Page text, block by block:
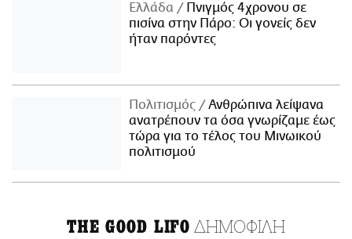
Ελλάδα
Πνιγμός 4χρονου σε
πισίνα στην Πάρο: Οι γονείς δεν
ήταν παρόντες
Πολιτισμός
Ανθρώπινα λείψανα
ανατρέπουν τα όσα γνωρίζαμε έως
τώρα για το τέλος του Μινωικού
πολιτισμού
THE GOOD LIFO ΔΗΜΟΦΙΛΗ